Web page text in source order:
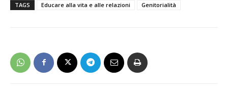
TAGS Educare alla vita e alle relazioni Genitorialità